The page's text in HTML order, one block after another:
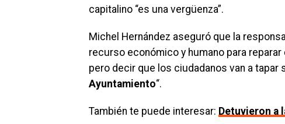
capitalino “es una vergüenza”.
Michel Hernández aseguró que la
recurso económico y humano para
pero decir que los ciudadanos van a tapar
Ayuntamiento“.
También te puede interesar: Detuvieron a